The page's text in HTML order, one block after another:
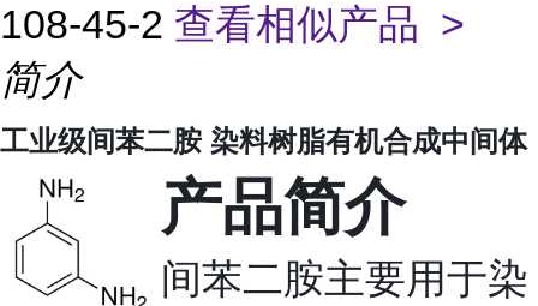
108-45-2 查看相似产品 >
简介
工业级间苯二胺 染料树脂有机合成中间体
产品简介
间苯二胺主要用于染